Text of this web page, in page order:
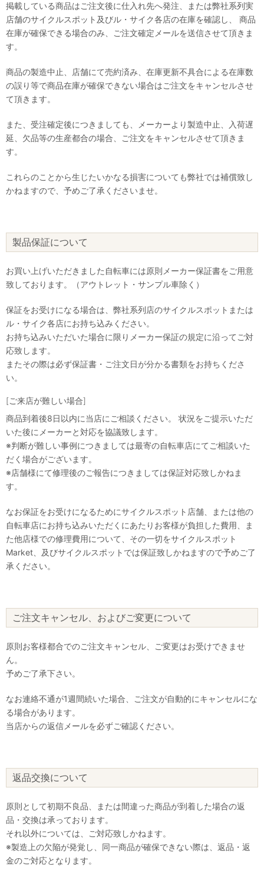
掲載している商品はご注文後に仕入れ先へ発注、または弊社系列実
店舗のサイクルスポット及びル・サイク各店の在庫を確認し、 商品
在庫が確保できる場合のみ、ご注文確定メールを送信させて頂きま
す。
商品の製造中止、店舗にて売約済み、在庫更新不具合による在庫数
の誤り等で商品在庫が確保できない場合はご注文をキャンセルさせ
て頂きます。
また、受注確定後につきましても、メーカーより製造中止、入荷遅
延、欠品等の生産都合の場合、ご注文をキャンセルさせて頂きま
す。
これらのことから生じたいかなる損害についても弊社では補償致し
かねますので、予めご了承くださいませ。
製品保証について
お買い上げいただきました自転車には原則メーカー保証書をご用意
致しております。（アウトレット・サンプル車除く）
保証をお受けになる場合は、弊社系列店のサイクルスポットまたは
ル・サイク各店にお持ち込みください。
お持ち込みいただいた場合に限りメーカー保証の規定に沿ってご対
応致します。
またその際は必ず保証書・ご注文日が分かる書類をお持ちくださ
い。
[ご来店が難しい場合]
商品到着後8日以内に当店にご相談ください。 状況をご提示いただ
いた後にメーカーと対応を協議致します。
※判断が難しい事例につきましては最寄の自転車店にてご相談いた
だく場合がございます。
※店舗様にて修理後のご報告につきましては保証対応致しかねま
す。
なお保証をお受けになるためにサイクルスポット店舗、または他の
自転車店にお持ち込みいただくにあたりお客様が負担した費用、ま
た他店様での修理費用について、その一切をサイクルスポット
Market、及びサイクルスポットでは保証致しかねますので予めご了
承ください。
ご注文キャンセル、およびご変更について
原則お客様都合でのご注文キャンセル、ご変更はお受けできませ
ん。
予めご了承下さい。
なお連絡不通が1週間続いた場合、ご注文が自動的にキャンセルにな
る場合があります。
当店からの返信メールを必ずご確認ください。
返品交換について
原則として初期不良品、または間違った商品が到着した場合の返
品・交換は承っております。
それ以外については、ご対応致しかねます。
※製造上の欠陥が発覚し、同一商品が確保できない際は、返品・返
金のご対応となります。